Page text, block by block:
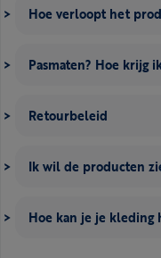
Hoe verloopt het
Pasmaten? Hoe krijg
Retourbeleid
Ik wil de producten
Hoe kan je je kleding